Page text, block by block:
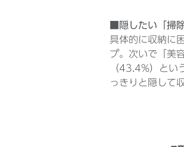
■隠したい「掃
具体的に収納に
プ。次いで「美
（43.4%）とい
っきりと隠して